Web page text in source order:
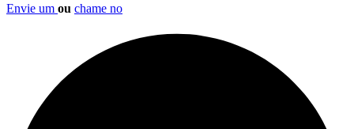
Envie um ou chame no